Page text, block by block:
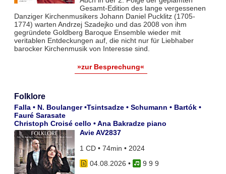
Gesamt-Edition des lange vergessenen
Danziger Kirchenmusikers Johann Daniel Pucklitz (1705-
1774) warten Andrzej Szadejko und das 2008 von ihm
gegründete Goldberg Baroque Ensemble wieder mit
veritablen Entdeckungen auf, die nicht nur für Liebhaber
barocker Kirchenmusik von Interesse sind.
»zur Besprechung«
Folklore
Falla • N. Boulanger •Tsintsadze • Schumann • Bartók •
Fauré Sarasate
Christoph Croisé cello • Ana Bakradze piano
Avie AV2837
1 CD • 74min • 2024
04.08.2026 •
9 9 9